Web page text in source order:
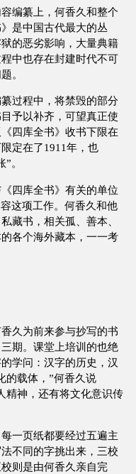
编纂上，何香久和整个
是中国古代最大的丛
的恶劣影响，大量典籍
中也存在封建时代不可
。
过程中，将禁毁的部分
予以补齐，可望真正使
四库全书》收书下限在
定在了1911年，也
。
四库全书》有关的单位
这项工作。何香久和他
藏书，相关孤、善本、
各个海外藏本，一一考
久为前来参与抄写的书
期。课堂上培训的也绝
学问：汉字的历史，汉
的载体，”何香久说
精神，还有将文化意识传
一页纸都要经过五遍主
不同的字挑出来，三校
则是由何香久亲自完